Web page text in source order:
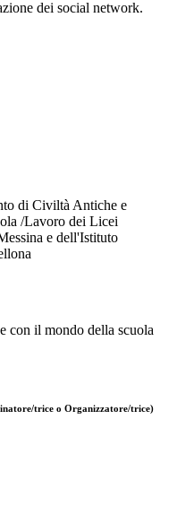
dei social network.
di Civiltà Antiche e
/Lavoro dei Licei
e dell'Istituto
con il mondo della scuola
trice o Organizzatore/trice)